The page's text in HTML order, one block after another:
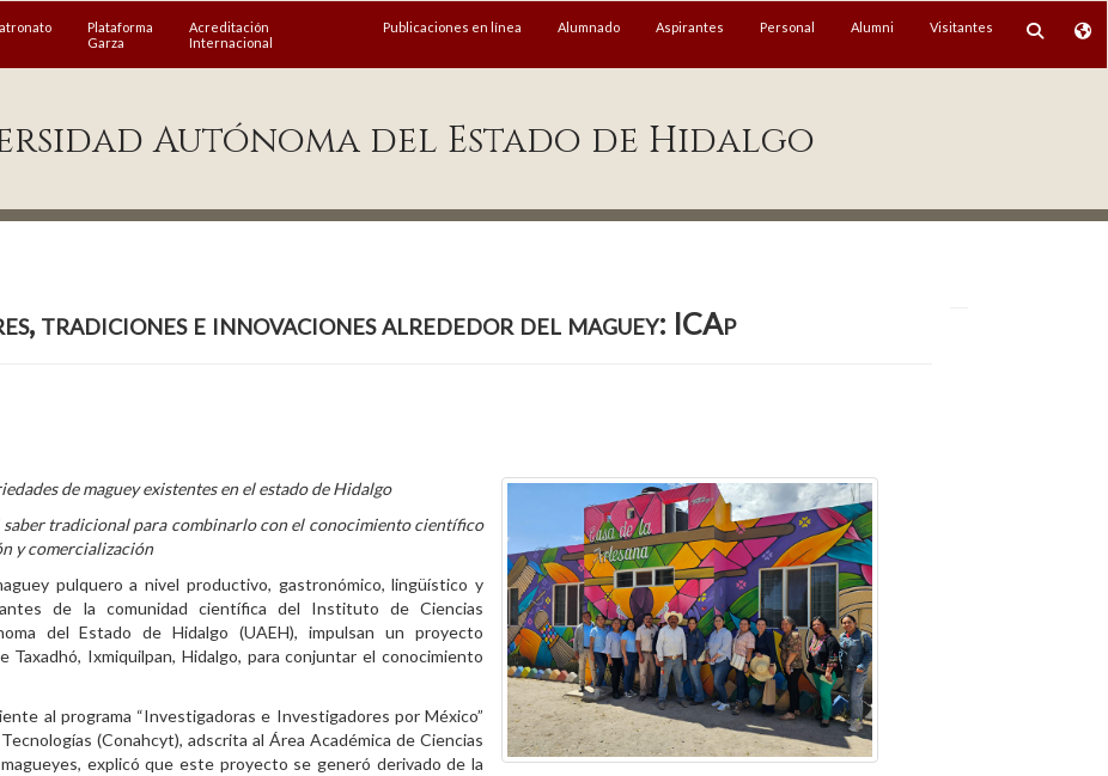
Plataforma
Garza
Acreditación
Internacional
Publicaciones en línea Alumnado Aspirantes Personal Alumni Visitantes
Autónoma del Estado de Hidalgo
tradiciones e innovaciones alrededor del maguey: ICAp
de maguey existentes en el estado de Hidalgo
tradicional para combinarlo con el conocimiento científico
y comercialización
pulquero a nivel productivo, gastronómico, lingüístico y
de la comunidad científica del Instituto de Ciencias
del Estado de Hidalgo (UAEH), impulsan un proyecto
Ixmiquilpan, Hidalgo, para conjuntar el conocimiento
al programa “Investigadoras e Investigadores por México”
(Conahcyt), adscrita al Área Académica de Ciencias
explicó que este proyecto se generó derivado de la